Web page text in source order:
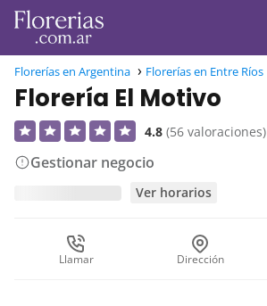
Florerías en Argentina Florerías en Entre Ríos
Florería El Motivo
4.8 (56 valoraciones)
Gestionar negocio
Ver horarios
Llamar Dirección